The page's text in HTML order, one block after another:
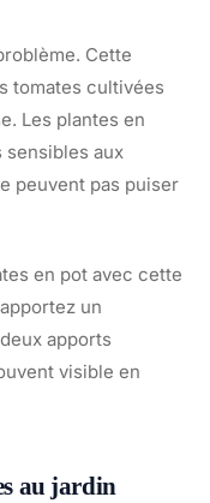
Cette
tomates cultivées
Les plantes en
aux
peuvent pas puiser
en pot avec cette
un
apports
visible en
au jardin